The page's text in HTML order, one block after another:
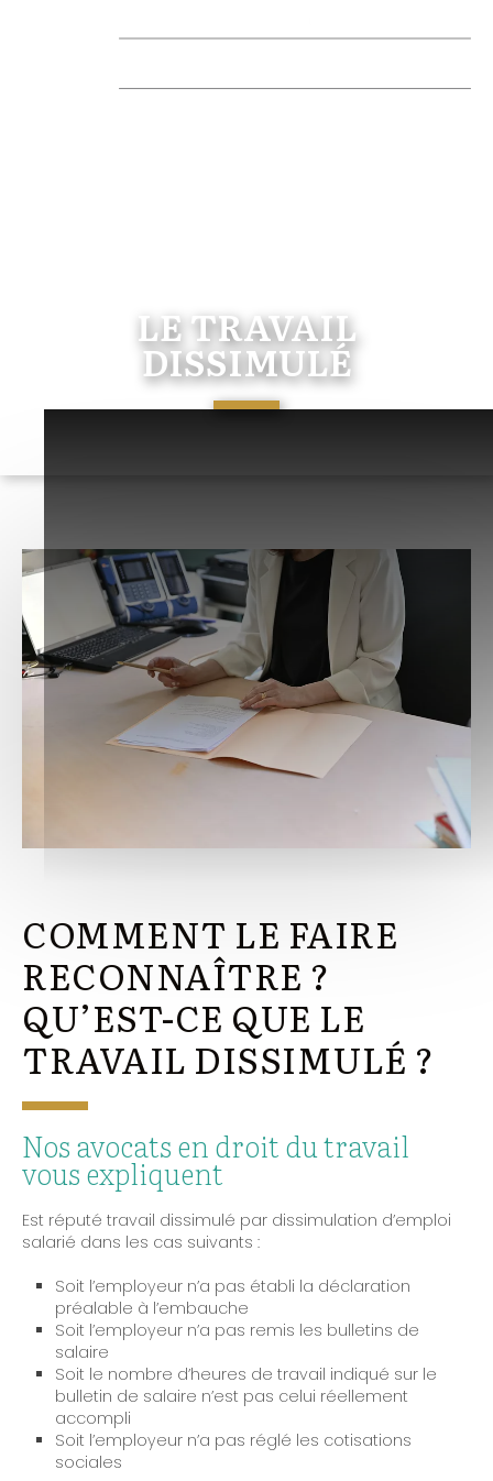
LE TRAVAIL
DISSIMULÉ
COMMENT LE FAIRE
RECONNAÎTRE ?
QU’EST-CE QUE LE
TRAVAIL DISSIMULÉ ?
Nos avocats en droit du travail
vous expliquent
Est réputé travail dissimulé par dissimulation d’emploi
salarié dans les cas suivants :
Soit l’employeur n’a pas établi la déclaration
préalable à l’embauche
Soit l’employeur n’a pas remis les bulletins de
salaire
Soit le nombre d’heures de travail indiqué sur le
bulletin de salaire n’est pas celui réellement
accompli
Soit l’employeur n’a pas réglé les cotisations
sociales